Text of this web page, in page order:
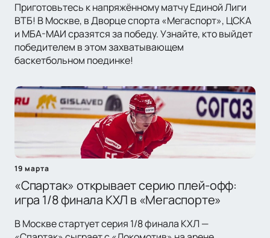
Приготовьтесь к напряжённому матчу Единой Лиги
ВТБ! В Москве, в Дворце спорта «Мегаспорт», ЦСКА
и МБА-МАИ сразятся за победу. Узнайте, кто выйдет
победителем в этом захватывающем
баскетбольном поединке!
19 марта
«Спартак» открывает серию плей-офф:
игра 1/8 финала КХЛ в «Мегаспорте»
В Москве стартует серия 1/8 финала КХЛ —